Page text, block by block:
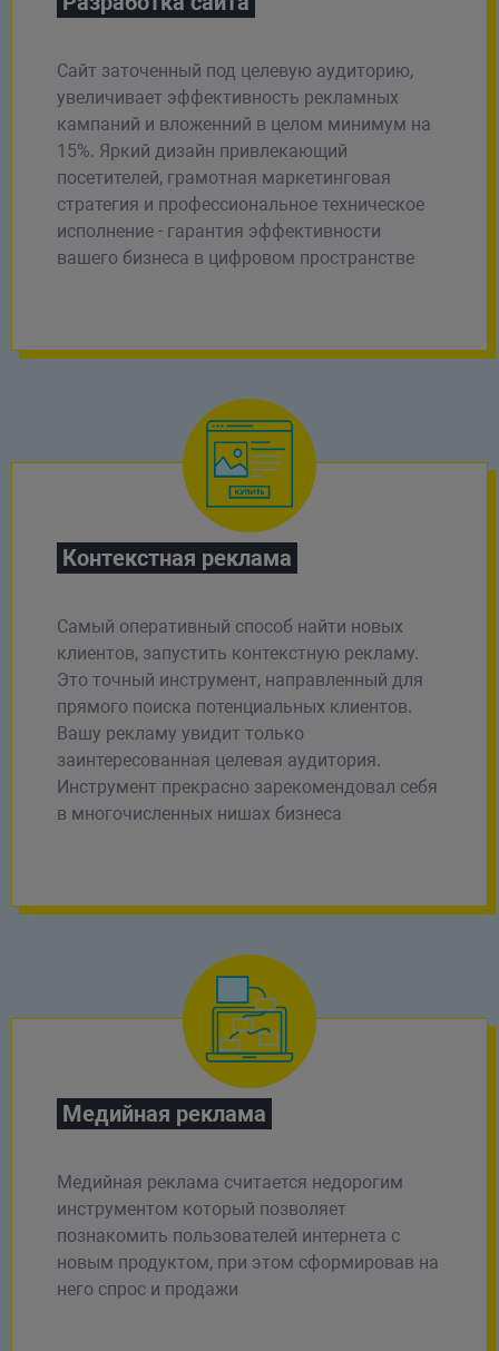
Сайт заточенный под целевую аудиторию,
увеличивает эффективность рекламных
кампаний и вложенний в целом минимум на
15%. Яркий дизайн привлекающий
посетителей, грамотная маркетинговая
стратегия и профессиональное техническое
исполнение - гарантия эффективности
вашего бизнеса в цифровом пространстве
Контекстная реклама
Самый оперативный способ найти новых
клиентов, запустить контекстную рекламу.
Это точный инструмент, направленный для
прямого поиска потенциальных клиентов.
Вашу рекламу увидит только
заинтересованная целевая аудитория.
Инструмент прекрасно зарекомендовал себя
в многочисленных нишах бизнеса
Медийная реклама
Медийная реклама считается недорогим
инструментом который позволяет
познакомить пользователей интернета с
новым продуктом, при этом сформировав на
него спрос и продажи